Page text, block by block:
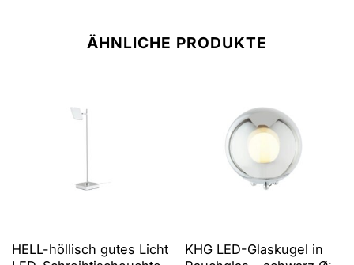
ÄHNLICHE PRODUKTE
HELL-höllisch gutes Licht
KHG LED-Glaskugel in